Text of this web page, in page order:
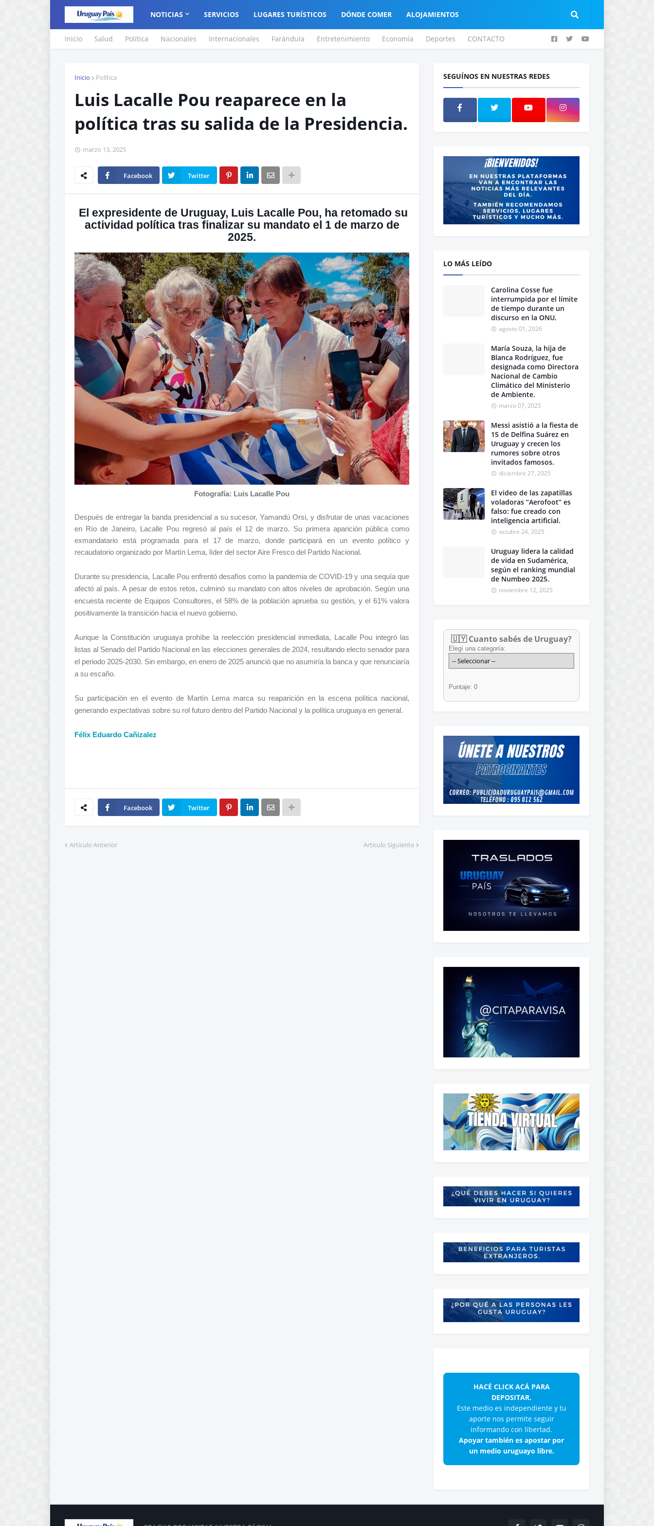
NOTICIAS SERVICIOS LUGARES TURÍSTICOS DÓNDE COMER ALOJAMIENTOS
Inicio Salud Política Nacionales Internacionales Farándula Entretenimiento Economía Deportes CONTACTO
Inicio Política
Luis Lacalle Pou reaparece en la
política tras su salida de la Presidencia.
marzo 13, 2025
Facebook Twitter
El expresidente de Uruguay, Luis Lacalle Pou, ha retomado su
actividad política tras finalizar su mandato el 1 de marzo de
2025.
Fotografía: Luis Lacalle Pou
Después de entregar la banda presidencial a su sucesor, Yamandú Orsi, y disfrutar de unas vacaciones
en Río de Janeiro, Lacalle Pou regresó al país el 12 de marzo. Su primera aparición pública como
exmandatario está programada para el 17 de marzo, donde participará en un evento político y
recaudatorio organizado por Martín Lema, líder del sector Aire Fresco del Partido Nacional.
Durante su presidencia, Lacalle Pou enfrentó desafíos como la pandemia de COVID-19 y una sequía que
afectó al país. A pesar de estos retos, culminó su mandato con altos niveles de aprobación. Según una
encuesta reciente de Equipos Consultores, el 58% de la población aprueba su gestión, y el 61% valora
positivamente la transición hacia el nuevo gobierno.
Aunque la Constitución uruguaya prohíbe la reelección presidencial inmediata, Lacalle Pou integró las
listas al Senado del Partido Nacional en las elecciones generales de 2024, resultando electo senador para
el periodo 2025-2030. Sin embargo, en enero de 2025 anunció que no asumiría la banca y que renunciaría
a su escaño.
Su participación en el evento de Martín Lema marca su reaparición en la escena política nacional,
generando expectativas sobre su rol futuro dentro del Partido Nacional y la política uruguaya en general.
Félix Eduardo Cañizalez
Facebook Twitter
Artículo Anterior Artículo Siguiente
SEGUÍNOS EN NUESTRAS REDES
LO MÁS LEÍDO
Carolina Cosse fue
interrumpida por el límite
de tiempo durante un
discurso en la ONU.
agosto 01, 2026
María Souza, la hija de
Blanca Rodríguez, fue
designada como Directora
Nacional de Cambio
Climático del Ministerio
de Ambiente.
marzo 07, 2025
Messi asistió a la fiesta de
15 de Delfina Suárez en
Uruguay y crecen los
rumores sobre otros
invitados famosos.
diciembre 27, 2025
El video de las zapatillas
voladoras “Aerofoot” es
falso: fue creado con
inteligencia artificial.
octubre 24, 2025
Uruguay lidera la calidad
de vida en Sudamérica,
según el ranking mundial
de Numbeo 2025.
noviembre 12, 2025
🇺🇾 Cuanto sabés de Uruguay?
Elegí una categoría:
Puntaje: 0
HACÉ CLICK ACÁ PARA
DEPOSITAR.
Este medio es independiente y tu
aporte nos permite seguir
informando con libertad.
Apoyar también es apostar por
un medio uruguayo libre.